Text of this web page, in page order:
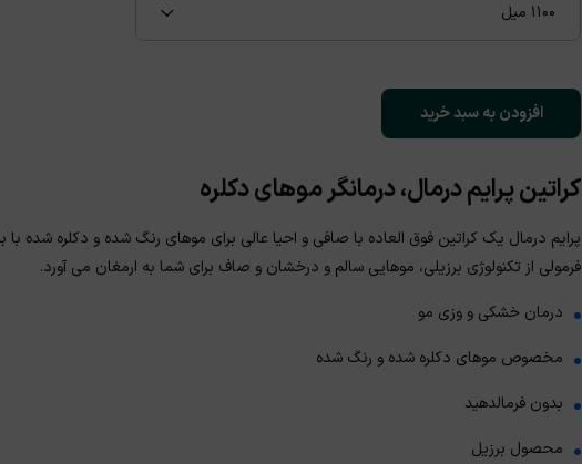
۱۱۰۰ میل
افزودن به سبد خرید
کراتین پرایم درمال، درمانگر موهای دکلره
پرایم درمال یک کراتین فوق العاده با صافی و احیا عالی برای موهای رنگ شده و دکلره شده
فرمولی از تکنولوژی برزیلی، موهایی سالم و درخشان و صاف برای شما به ارمغان می آورد.
درمان خشکی و وزی مو
مخصوص موهای دکلره شده و رنگ شده
بدون فرمالدهید
محصول برزیل